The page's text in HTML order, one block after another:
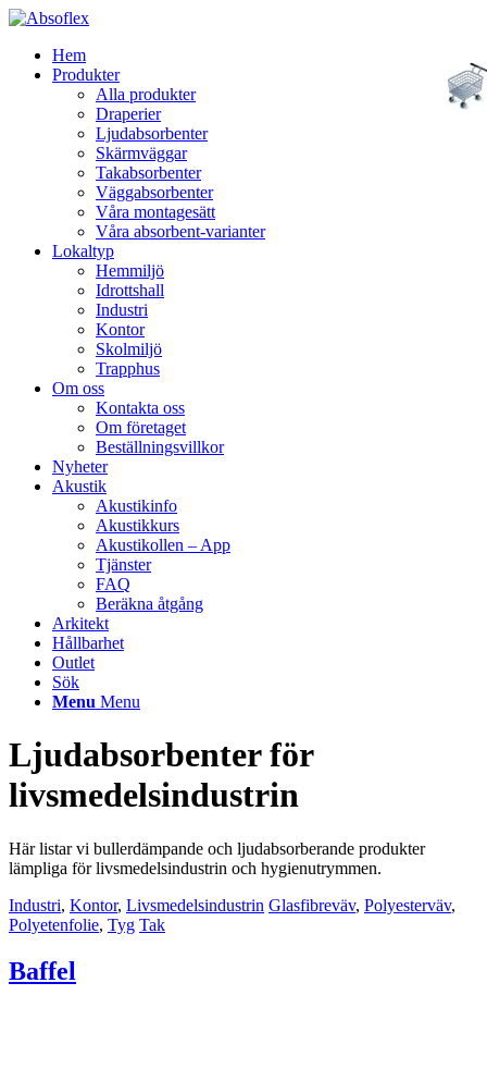
Hem
Produkter
Alla produkter
Draperier
Ljudabsorbenter
Skärmväggar
Takabsorbenter
Väggabsorbenter
Våra montagesätt
Våra absorbent-varianter
Lokaltyp
Hemmiljö
Idrottshall
Industri
Kontor
Skolmiljö
Trapphus
Om oss
Kontakta oss
Om företaget
Beställningsvillkor
Nyheter
Akustik
Akustikinfo
Akustikkurs
Akustikollen – App
Tjänster
FAQ
Beräkna åtgång
Arkitekt
Hållbarhet
Outlet
Sök
Menu Menu
Ljudabsorbenter för
livsmedelsindustrin
Här listar vi bullerdämpande och ljudabsorberande produkter
lämpliga för livsmedelsindustrin och hygienutrymmen.
Industri, Kontor, Livsmedelsindustrin Glasfibreväv, Polyesterväv,
Polyetenfolie, Tyg Tak
Baffel